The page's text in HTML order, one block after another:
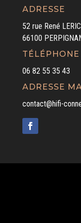
ADRESSE
52 rue René
66100
TÉLÉPHONE
06 82 55 35 43
ADRESSE
contact@hifi-